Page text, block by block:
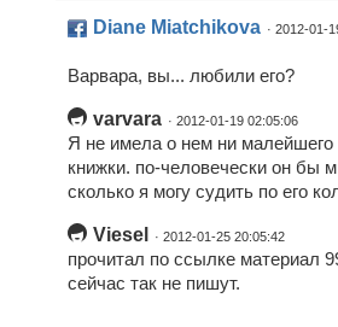
Diane Miatchikova · 2012-01-
Варвара, вы... любили его?
varvara · 2012-01-19 02:05:06
Я не имела о нем ни
книжки. по-человечески он бы
сколько я могу судить по его
Viesel · 2012-01-25 20:05:42
прочитал по ссылке материал
сейчас так не пишут.